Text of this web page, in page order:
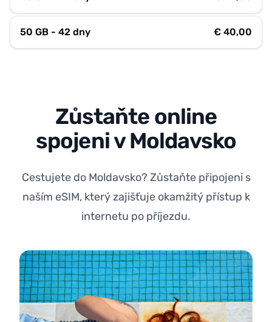
50 GB - 42 dny € 40,00
Zůstaňte online
spojeni v Moldavsko
Cestujete do Moldavsko? Zůstaňte připojeni s
naším eSIM, který zajišťuje okamžitý přístup k
internetu po příjezdu.